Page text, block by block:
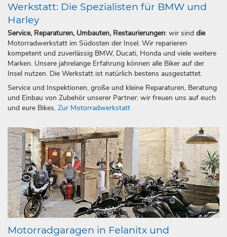
Werkstatt: Die Spezialisten für BMW und
Harley
Service, Reparaturen, Umbauten, Restaurierungen: wir sind die
Motorradwerkstatt im Südosten der Insel. Wir reparieren
kompetent und zuverlässig BMW, Ducati, Honda und viele weitere
Marken. Unsere jahrelange Erfahrung können alle Biker auf der
Insel nutzen. Die Werkstatt ist natürlich bestens ausgestattet.
Service und Inspektionen, große und kleine Reparaturen, Beratung
und Einbau von Zubehör unserer Partner: wir freuen uns auf euch
und eure Bikes. Zur Motorradwerkstatt
Motorradgaragen in Felanitx und